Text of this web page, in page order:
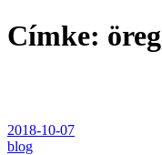
Címke:
2018-10-07
blog